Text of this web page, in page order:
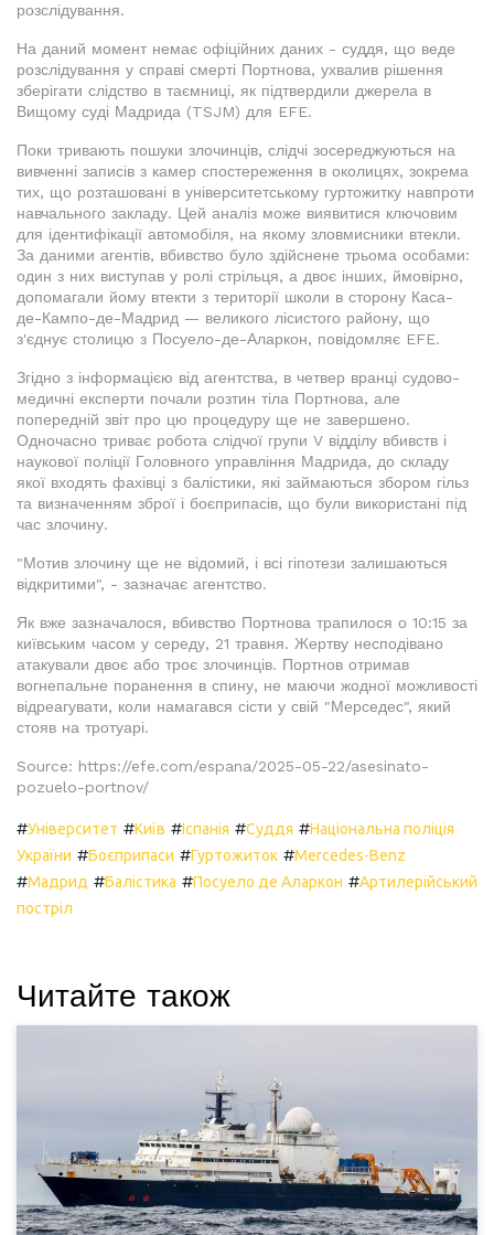
розслідування.
На даний момент немає офіційних даних - суддя, що веде
розслідування у справі смерті Портнова, ухвалив рішення
зберігати слідство в таємниці, як підтвердили джерела в
Вищому суді Мадрида (TSJM) для EFE.
Поки тривають пошуки злочинців, слідчі зосереджуються на
вивченні записів з камер спостереження в околицях, зокрема
тих, що розташовані в університетському гуртожитку навпроти
навчального закладу. Цей аналіз може виявитися ключовим
для ідентифікації автомобіля, на якому зловмисники втекли.
За даними агентів, вбивство було здійснене трьома особами:
один з них виступав у ролі стрільця, а двоє інших, ймовірно,
допомагали йому втекти з території школи в сторону Каса-
де-Кампо-де-Мадрид — великого лісистого району, що
з'єднує столицю з Посуело-де-Аларкон, повідомляє EFE.
Згідно з інформацією від агентства, в четвер вранці судово-
медичні експерти почали розтин тіла Портнова, але
попередній звіт про цю процедуру ще не завершено.
Одночасно триває робота слідчої групи V відділу вбивств і
наукової поліції Головного управління Мадрида, до складу
якої входять фахівці з балістики, які займаються збором гільз
та визначенням зброї і боєприпасів, що були використані під
час злочину.
"Мотив злочину ще не відомий, і всі гіпотези залишаються
відкритими", - зазначає агентство.
Як вже зазначалося, вбивство Портнова трапилося о 10:15 за
київським часом у середу, 21 травня. Жертву несподівано
атакували двоє або троє злочинців. Портнов отримав
вогнепальне поранення в спину, не маючи жодної можливості
відреагувати, коли намагався сісти у свій "Мерседес", який
стояв на тротуарі.
Source: https://efe.com/espana/2025-05-22/asesinato-
pozuelo-portnov/
#Університет #Київ #Іспанія #Суддя #Національна поліція
України #Боєприпаси #Гуртожиток #Mercedes-Benz
#Мадрид #Балістика #Посуело де Аларкон #Артилерійський
постріл
Читайте також